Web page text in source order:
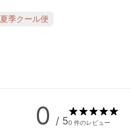
夏季クール便
0 / 50 件のレビュー